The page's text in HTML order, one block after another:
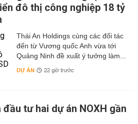
đô thị công nghiệp 18 tỷ
Thái An Holdings cùng các đối tác
đến từ Vương quốc Anh vừa tới
Quảng Ninh đề xuất ý tưởng làm...
DỰ ÁN 22 giờ trước
tư hai dự án NOXH gần